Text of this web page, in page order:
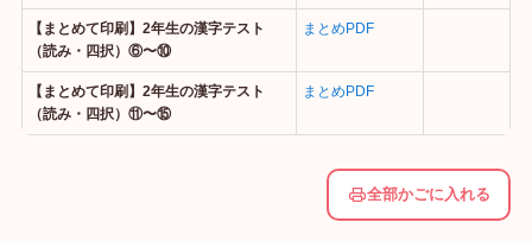
【まとめて印刷】2年生の漢字テスト
（読み・四択）⑥〜⑩
まとめPDF
【まとめて印刷】2年生の漢字テスト
（読み・四択）⑪〜⑮
まとめPDF
全部かごに入れる